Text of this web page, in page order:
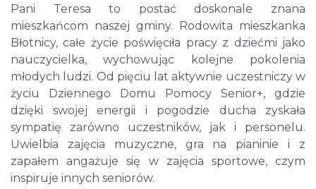
Pani Teresa to postać doskonale znana
mieszkańcom naszej gminy. Rodowita mieszkanka
Błotnicy, całe życie poświęciła pracy z dziećmi jako
nauczycielka, wychowując kolejne pokolenia
młodych ludzi. Od pięciu lat aktywnie uczestniczy w
życiu Dziennego Domu Pomocy Senior+, gdzie
dzięki swojej energii i pogodzie ducha zyskała
sympatię zarówno uczestników, jak i personelu.
Uwielbia zajęcia muzyczne, gra na pianinie i z
zapałem angażuje się w zajęcia sportowe, czym
inspiruje innych seniorów.